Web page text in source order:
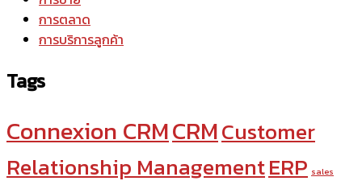
การตลาด
การบริการลูกค้า
Tags
Connexion CRMCRMCustomer
Relationship ManagementERP sales